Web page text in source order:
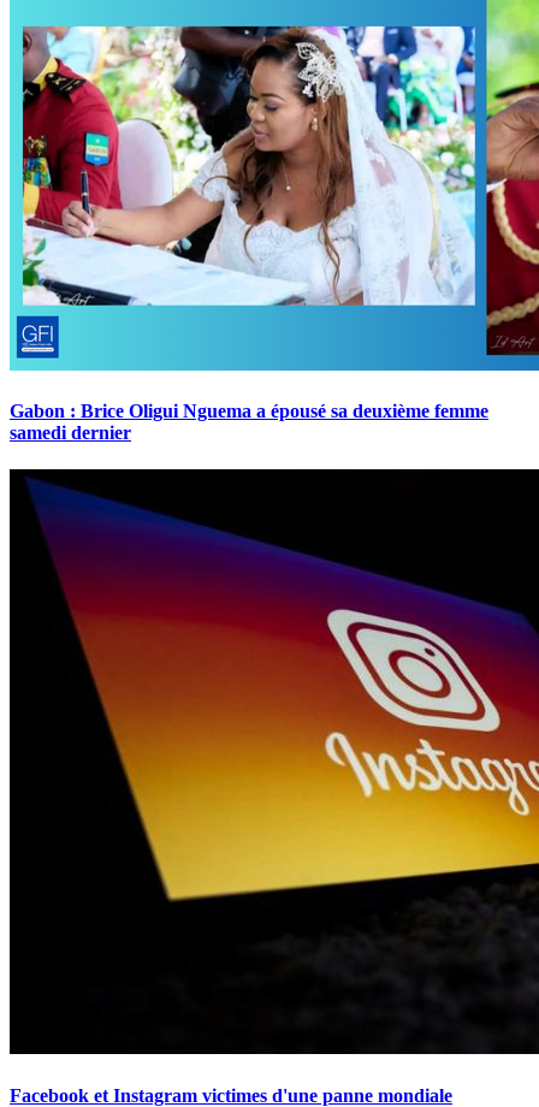
Gabon : Brice Oligui Nguema a épousé sa deuxième femme
samedi dernier
Facebook et Instagram victimes d'une panne mondiale